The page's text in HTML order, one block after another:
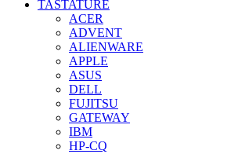
TASTATURE
ACER
ADVENT
ALIENWARE
APPLE
ASUS
DELL
FUJITSU
GATEWAY
IBM
HP-CQ